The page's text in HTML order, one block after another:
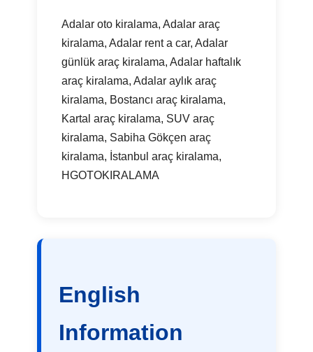
Adalar oto kiralama, Adalar araç
kiralama, Adalar rent a car, Adalar
günlük araç kiralama, Adalar haftalık
araç kiralama, Adalar aylık araç
kiralama, Bostancı araç kiralama,
Kartal araç kiralama, SUV araç
kiralama, Sabiha Gökçen araç
kiralama, İstanbul araç kiralama,
HGOTOKIRALAMA
English
Information